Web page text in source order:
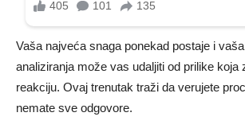
Vaša najveća snaga ponekad postaje i
analiziranja može vas udaljiti od prilike koja
reakciju. Ovaj trenutak traži da verujete
nemate sve odgovore.